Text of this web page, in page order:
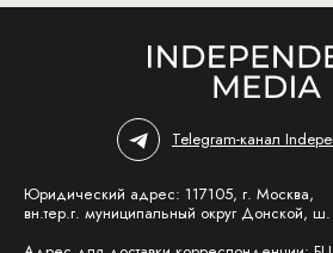
Telegram-канал
Юридический адрес: 117105, г. Москва,
вн.тер.г. муниципальный округ Донской,